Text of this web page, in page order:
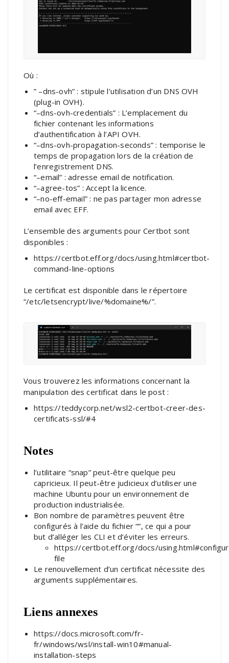
Où :
” –dns-ovh” : stipule l’utilisation d’un DNS OVH
(plug-in OVH).
“–dns-ovh-credentials” : L’emplacement du
fichier contenant les informations
d’authentification à l’API OVH.
“–dns-ovh-propagation-seconds” : temporise le
temps de propagation lors de la création de
l’enregistrement DNS.
“–email” : adresse email de notification.
“–agree-tos” : Accept la licence.
“–no-eff-email” : ne pas partager mon adresse
email avec EFF.
L’ensemble des arguments pour Certbot sont
disponibles :
https://certbot.eff.org/docs/using.html#certbot-
command-line-options
Le certificat est disponible dans le répertoire
“/etc/letsencrypt/live/%domaine%/”.
Vous trouverez les informations concernant la
manipulation des certificat dans le post :
https://teddycorp.net/wsl2-certbot-creer-des-
certificats-ssl/#4
Notes
l’utilitaire “snap” peut-être quelque peu
capricieux. Il peut-être judicieux d’utiliser une
machine Ubuntu pour un environnement de
production industrialisée.
Bon nombre de paramètres peuvent être
configurés à l’aide du fichier “”, ce qui a pour
but d’alléger les CLI et d’éviter les erreurs.
https://certbot.eff.org/docs/
file
Le renouvellement d’un certificat nécessite des
arguments supplémentaires.
Liens annexes
https://docs.microsoft.com/fr-
fr/windows/wsl/install-win10#manual-
installation-steps